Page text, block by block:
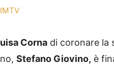
Corna di coronare la
Stefano Giovino, è